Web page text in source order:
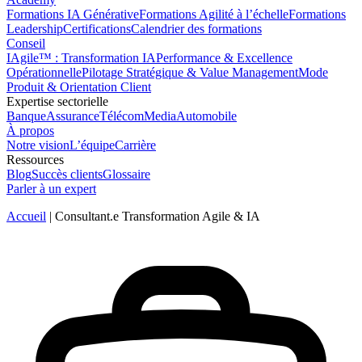
Formations IA GénérativeFormations Agilité à l’échelleFormations
LeadershipCertificationsCalendrier des formations
Conseil
IAgile™ : Transformation IAPerformance & Excellence
OpérationnellePilotage Stratégique & Value ManagementMode
Produit & Orientation Client
Expertise sectorielle
BanqueAssuranceTélécomMediaAutomobile
À propos
Notre visionL’équipeCarrière
Ressources
BlogSuccès clientsGlossaire
Parler à un expert
Accueil | Consultant.e Transformation Agile & IA